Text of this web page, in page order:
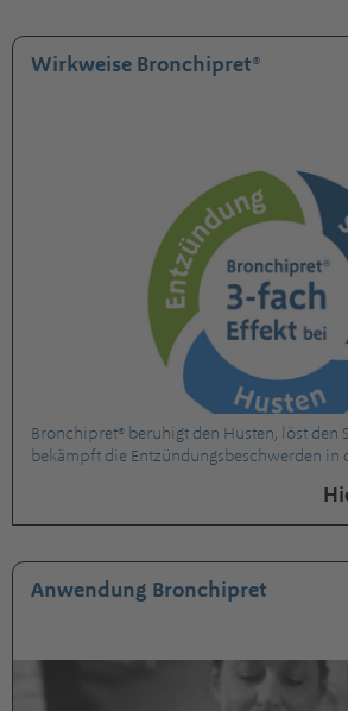
Wirkweise Bronchipret®
Bronchipret® beruhigt den Husten, löst den
bekämpft die Entzündungsbeschwerden in
Anwendung Bronchipret